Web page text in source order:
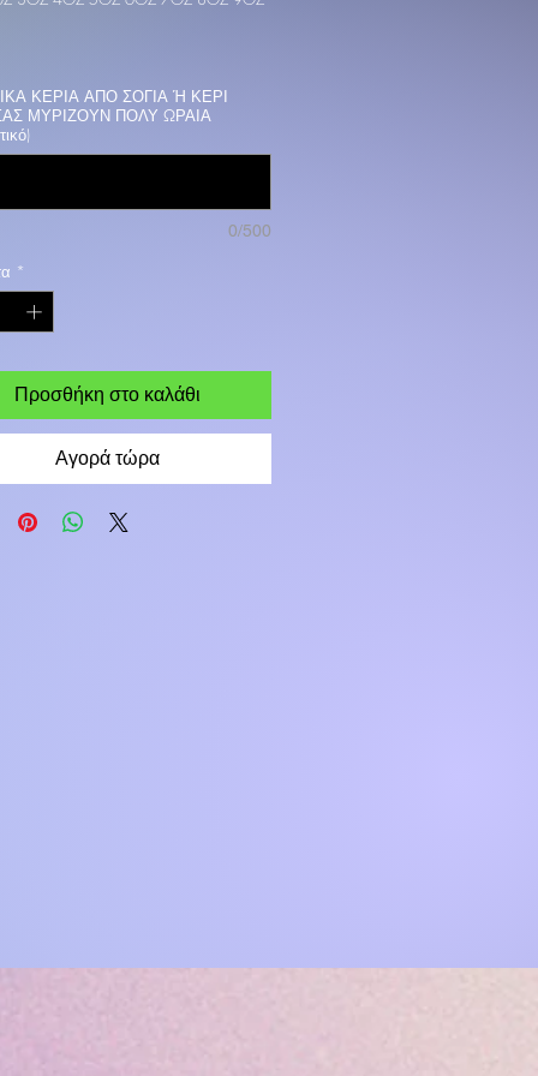
ΚΕΡΙΑ ΑΠΟ ΣΟΓΙΑ Ή ΚΕΡΙ
ΜΥΡΙΖΟΥΝ ΠΟΛΥ ΩΡΑΙΑ
0/500
*
Προσθήκη στο καλάθι
Αγορά τώρα